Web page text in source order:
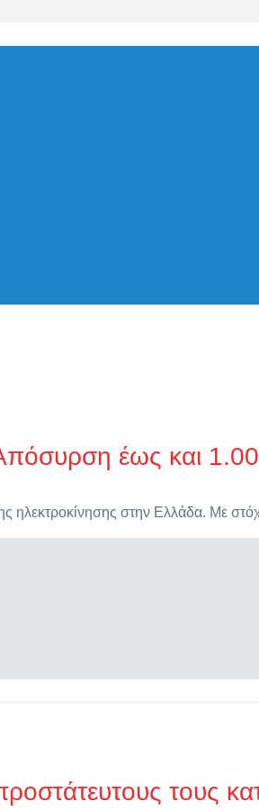
έως και
ηλεκτροκίνησης στην Ελλάδα. Με
τους